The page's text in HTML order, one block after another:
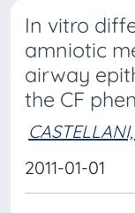
In vitro
amniotic
airway
the CF
2011-01-01